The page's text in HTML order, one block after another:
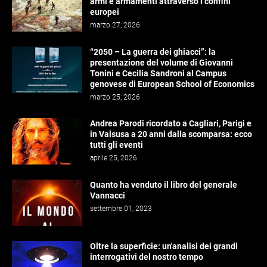
europei
marzo 27, 2026
“2050 – La guerra dei ghiacci”: la
presentazione del volume di Giovanni
Tonini e Cecilia Sandroni al Campus
genovese di European School of Economics
marzo 25, 2026
Andrea Parodi ricordato a Cagliari, Parigi e
in Valsusa a 20 anni dalla scomparsa: ecco
tutti gli eventi
aprile 25, 2026
Quanto ha venduto il libro del generale
Vannacci
settembre 01, 2023
Oltre la superficie: un'analisi dei grandi
interrogativi del nostro tempo